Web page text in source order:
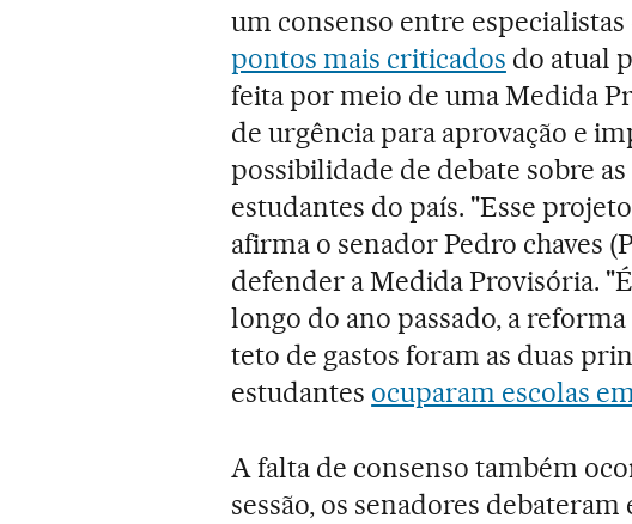
um consenso entre
pontos mais criticados do atual
feita por meio de uma Medida
de urgência para aprovação e
possibilidade de debate sobre
estudantes do país. "Esse
afirma o senador Pedro chaves
defender a Medida Provisória.
longo do ano passado, a
teto de gastos foram as duas
estudantes ocuparam escolas
A falta de consenso também
sessão, os senadores